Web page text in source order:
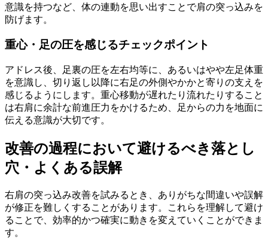
意識を持つなど、体の連動を思い出すことで肩の突っ込みを
防げます。
重心・足の圧を感じるチェックポイント
アドレス後、足裏の圧を左右均等に、あるいはやや左足体重
を意識し、切り返し以降に右足の外側やかかと寄りの支えを
感じるようにします。重心移動が遅れたり流れたりすること
は右肩に余計な前進圧力をかけるため、足からの力を地面に
伝える意識が大切です。
改善の過程において避けるべき落とし
穴・よくある誤解
右肩の突っ込み改善を試みるとき、ありがちな間違いや誤解
が修正を難しくすることがあります。これらを理解して避け
ることで、効率的かつ確実に動きを変えていくことができま
す。